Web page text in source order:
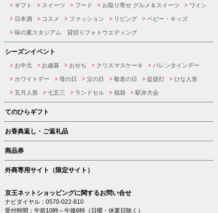
ギフト スイーツ フード お取り寄せ グルメ＆スイーツ
ワイン
日本酒
コスメ ファッション リビング
ベビー・キッズ
味の素スタジアム 貸切りフォトウエディング
シーズンイベント
お中元 お歳暮 おせち クリスマスケーキ
バレンタインデー
ホワイトデー
母の日 父の日 敬老の日 盆提灯
ひな人形
五月人形
七五三 ランドセル 福袋 駅弁大会
てのひらギフト
お香典返し・ご返礼品
商品券
外商専用サイト（限定サイト）
京王ネットショッピングに関するお問い合せ
ナビダイヤル：0570-022-810
受付時間：午前10時～午後6時（日曜・休業日除く）